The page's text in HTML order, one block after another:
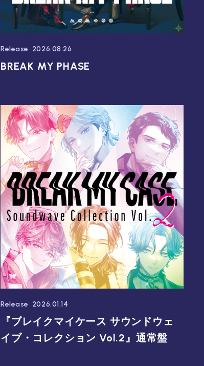
Release 2026.08.26
BREAK MY PHASE
Release 2026.01.14
『ブレイクマイケース サウンドウェ
イブ・コレクション Vol.2』通常盤